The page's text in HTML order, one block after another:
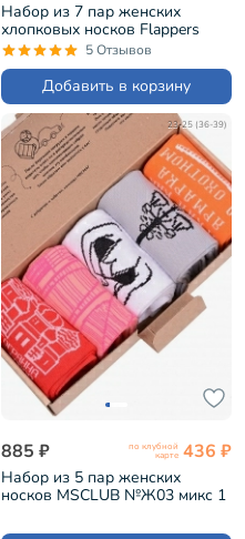
Набор из 7 пар женских
хлопковых носков Flappers
Peppers микс (7-1МБ19Ж-2)
5 Отзывов
Добавить в корзину
23-25 (36-39)
885 ₽ по клубной
карте 436 ₽
Набор из 5 пар женских
носков MSCLUB №Ж03 микс 1